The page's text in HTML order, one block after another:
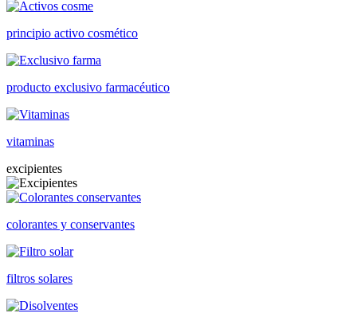
principio activo cosmético
producto exclusivo farmacéutico
vitaminas
excipientes
colorantes y conservantes
filtros solares